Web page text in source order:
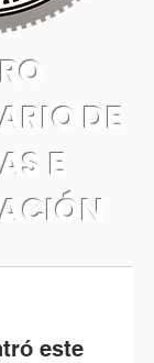
DE
E
este